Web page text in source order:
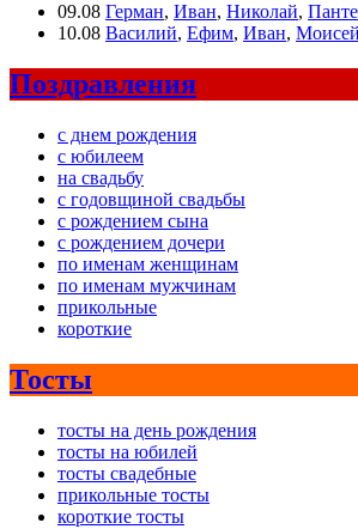
09.08 Герман, Иван, Николай,
10.08 Василий, Ефим, Иван, Моисей
Поздравления
с днем рождения
с юбилеем
на свадьбу
с годовщиной свадьбы
с рождением сына
с рождением дочери
по именам женщинам
по именам мужчинам
прикольные
короткие
Тосты
тосты на день рождения
тосты на юбилей
тосты свадебные
прикольные тосты
короткие тосты